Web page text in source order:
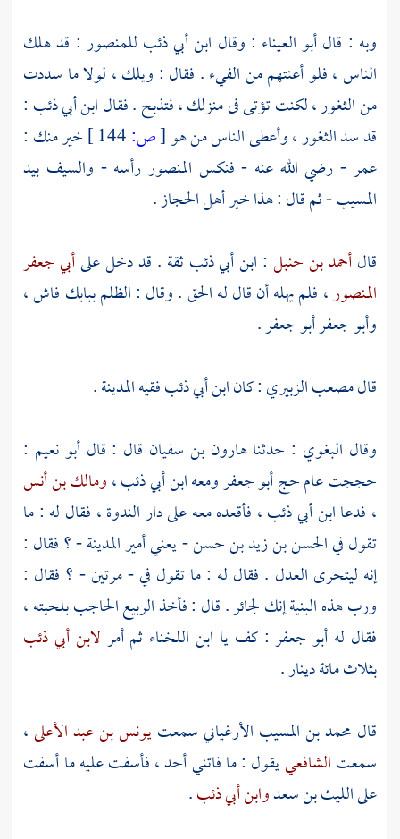
وبه : قالأبو العيناء : وقال ابن أبي ذئب للمنصور : قد هلك
الناس ، فلو أعنتهم من الفيء . فقال : ويلك ، لولا ما سددت
من الثغور ، لكنت تؤتى فى منزلك ، فتذبح . فقالابن أبي ذئب :
قد سد الثغور ، وأعطى الناس من هو[ص:
خير منك :
عمر - رضي الله عنه - فنكس المنصور رأسه - والسيف بيد
المسيب- ثم قال : هذا خيرأهلالحجاز.
قالأحمد بن حنبل : ابن أبي ذئبثقة . قد دخل علىأبي جعفر
المنصور، فلم يهله أن قال له الحق . وقال : الظلم ببابك فاش ،
وأبو جعفرأبو جعفر.
قالمصعب الزبيري: كانابن أبي ذئبفقيهالمدينة.
وقال البغوي : حدثناهارون بن سفيان قال : قالأبو نعيم :
حججت عام حجأبو جعفرومعهابن أبي ذئب،ومالك بن أنس
، فدعاابن أبي ذئب، فأقعده معه على دار الندوة ، فقال له : ما
تقول فيالحسن بن زيد بن حسن- يعني أميرالمدينة- ؟ فقال :
إنه ليتحرى العدل . فقال له : ما تقول في - مرتين - ؟ فقال :
ورب هذه البنية إنك لجائر . قال : فأخذالربيع الحاجببلحيته ،
فقال له أبو جعفر : كف يا ابن اللخناء ثم أمر لابن أبي ذئب
بثلاث مائة دينار .
قال محمد بن المسيب الأرغيانيسمعتيونس بن عبد الأعلى،
سمعتالشافعييقول : ما فاتني أحد ، فأسفت عليه ما أسفت
علىالليث بن سعدوابن أبي ذئب.